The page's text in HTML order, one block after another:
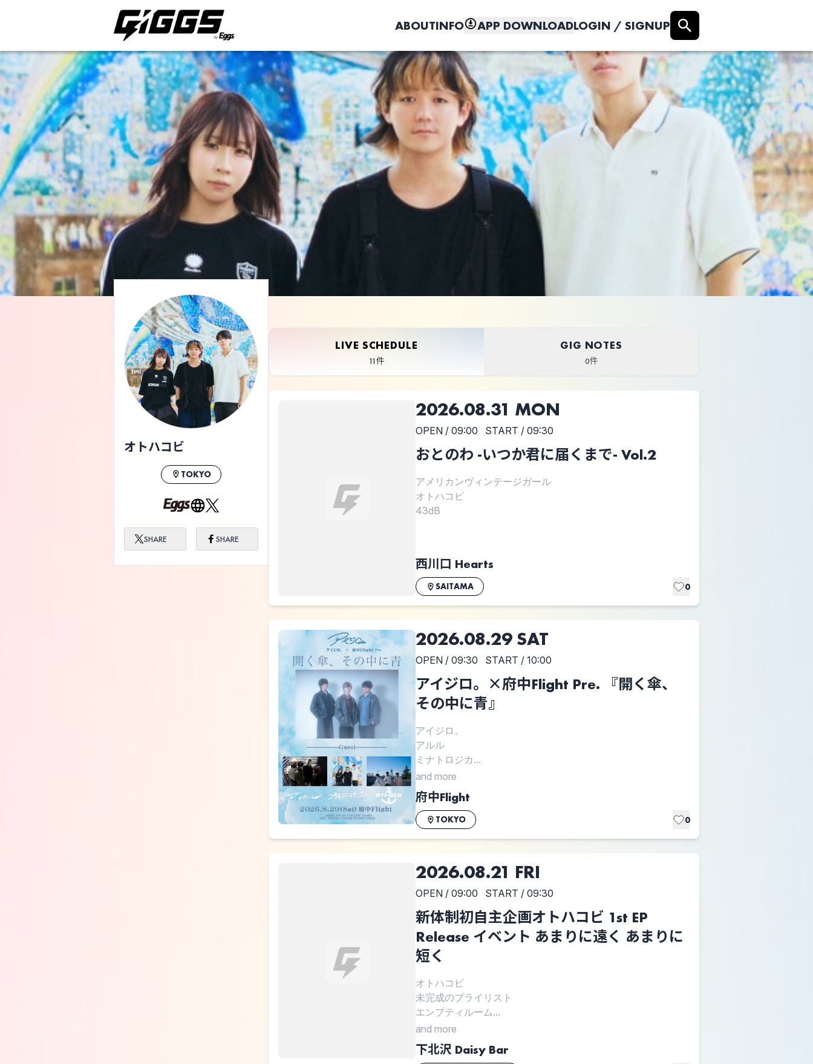
ABOUTINFO APP DOWNLOADLOGIN / SIGNUP
ライブ体験をもっと楽しく、もっと便利に。
オトハコビ
TOKYO
SHARE SHARE
こちら
LIVE SCHEDULE
11件
GIG NOTES
0件
2026.08.31 MON
OPEN / 09:00 START / 09:30
おとのわ -いつか君に届くまで- Vol.2
アメリカンヴィンテージガール
オトハコビ
43dB
西川口 Hearts
SAITAMA 0
2026.08.29 SAT
OPEN / 09:30 START / 10:00
アイジロ。×府中Flight Pre. 『開く傘、
その中に青』
アイジロ。
アルル
ミナトロジカ...
and more
府中Flight
TOKYO 0
2026.08.21 FRI
OPEN / 09:00 START / 09:30
新体制初自主企画オトハコビ 1st EP
Release イベント あまりに遠く あまりに
短く
オトハコビ
未完成のプライリスト
エンプティルーム...
and more
下北沢 Daisy Bar